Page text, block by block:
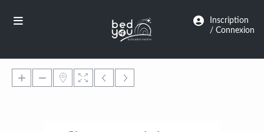
Inscription
/ Connexion